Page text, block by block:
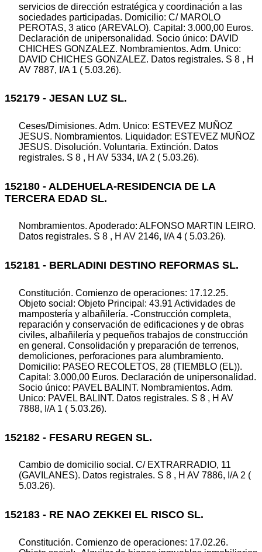
servicios de dirección estratégica y coordinación a las
sociedades participadas. Domicilio: C/ MAROLO
PEROTAS, 3 atico (AREVALO). Capital: 3.000,00 Euros.
Declaración de unipersonalidad. Socio único: DAVID
CHICHES GONZALEZ. Nombramientos. Adm. Unico:
DAVID CHICHES GONZALEZ. Datos registrales. S 8 , H
AV 7887, I/A 1 ( 5.03.26).
152179 - JESAN LUZ SL.
Ceses/Dimisiones. Adm. Unico: ESTEVEZ MUÑOZ
JESUS. Nombramientos. Liquidador: ESTEVEZ MUÑOZ
JESUS. Disolución. Voluntaria. Extinción. Datos
registrales. S 8 , H AV 5334, I/A 2 ( 5.03.26).
152180 - ALDEHUELA-RESIDENCIA DE LA
TERCERA EDAD SL.
Nombramientos. Apoderado: ALFONSO MARTIN LEIRO.
Datos registrales. S 8 , H AV 2146, I/A 4 ( 5.03.26).
152181 - BERLADINI DESTINO REFORMAS SL.
Constitución. Comienzo de operaciones: 17.12.25.
Objeto social: Objeto Principal: 43.91 Actividades de
mampostería y albañilería. -Construcción completa,
reparación y conservación de edificaciones y de obras
civiles, albañilería y pequeños trabajos de construcción
en general. Consolidación y preparación de terrenos,
demoliciones, perforaciones para alumbramiento.
Domicilio: PASEO RECOLETOS, 28 (TIEMBLO (EL)).
Capital: 3.000,00 Euros. Declaración de unipersonalidad.
Socio único: PAVEL BALINT. Nombramientos. Adm.
Unico: PAVEL BALINT. Datos registrales. S 8 , H AV
7888, I/A 1 ( 5.03.26).
152182 - FESARU REGEN SL.
Cambio de domicilio social. C/ EXTRARRADIO, 11
(GAVILANES). Datos registrales. S 8 , H AV 7886, I/A 2 (
5.03.26).
152183 - RE NAO ZEKKEI EL RISCO SL.
Constitución. Comienzo de operaciones: 17.02.26.